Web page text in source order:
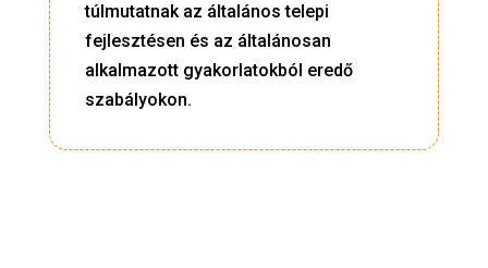
túlmutatnak az általános telepi
fejlesztésen és az általánosan
alkalmazott gyakorlatokból eredő
szabályokon.